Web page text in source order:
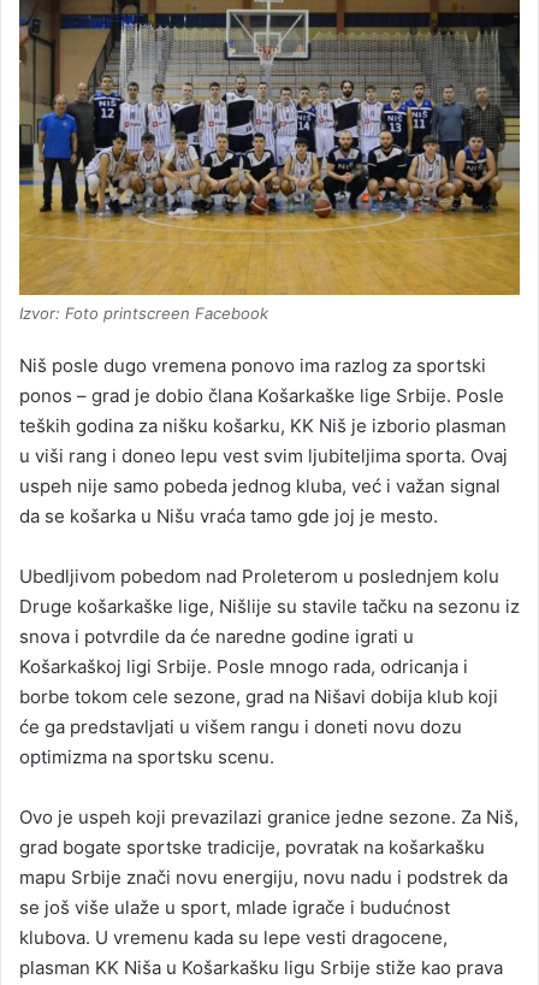
Izvor: Foto printscreen Facebook
Niš posle dugo vremena ponovo ima razlog za sportski
ponos – grad je dobio člana Košarkaške lige Srbije. Posle
teških godina za nišku košarku, KK Niš je izborio plasman
u viši rang i doneo lepu vest svim ljubiteljima sporta. Ovaj
uspeh nije samo pobeda jednog kluba, već i važan signal
da se košarka u Nišu vraća tamo gde joj je mesto.
Ubedljivom pobedom nad Proleterom u poslednjem kolu
Druge košarkaške lige, Nišlije su stavile tačku na sezonu iz
snova i potvrdile da će naredne godine igrati u
Košarkaškoj ligi Srbije. Posle mnogo rada, odricanja i
borbe tokom cele sezone, grad na Nišavi dobija klub koji
će ga predstavljati u višem rangu i doneti novu dozu
optimizma na sportsku scenu.
Ovo je uspeh koji prevazilazi granice jedne sezone. Za Niš,
grad bogate sportske tradicije, povratak na košarkašku
mapu Srbije znači novu energiju, novu nadu i podstrek da
se još više ulaže u sport, mlade igrače i budućnost
klubova. U vremenu kada su lepe vesti dragocene,
plasman KK Niša u Košarkašku ligu Srbije stiže kao prava